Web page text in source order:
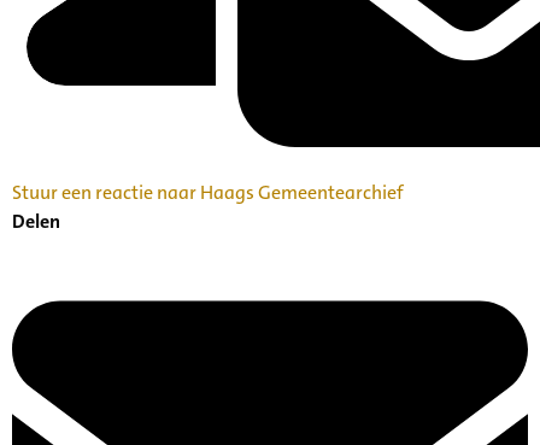
Stuur een reactie naar Haags Gemeentearchief
Delen